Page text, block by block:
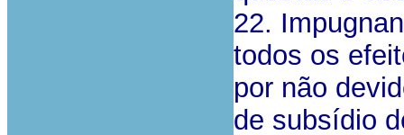
22.
todos os
por não
de subsídio